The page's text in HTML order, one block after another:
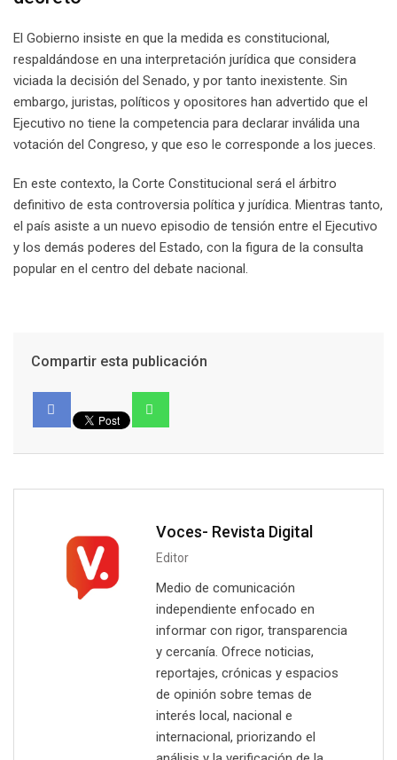
El Gobierno insiste en que la medida es constitucional,
respaldándose en una interpretación jurídica que considera
viciada la decisión del Senado, y por tanto inexistente. Sin
embargo, juristas, políticos y opositores han advertido que el
Ejecutivo no tiene la competencia para declarar inválida una
votación del Congreso, y que eso le corresponde a los jueces.
En este contexto, la Corte Constitucional será el árbitro
definitivo de esta controversia política y jurídica. Mientras tanto,
el país asiste a un nuevo episodio de tensión entre el Ejecutivo
y los demás poderes del Estado, con la figura de la consulta
popular en el centro del debate nacional.
Compartir esta publicación
Voces- Revista Digital
Editor
Medio de comunicación
independiente enfocado en
informar con rigor, transparencia
y cercanía. Ofrece noticias,
reportajes, crónicas y espacios
de opinión sobre temas de
interés local, nacional e
internacional, priorizando el